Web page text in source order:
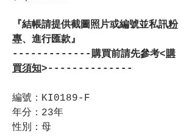
『結帳請提供截圖照片或編號並私訊粉
專、進行匯款』
-------------購買前請先參考<購
買須知>--------------
編號：KI0189-F
年分：23年
性別：母